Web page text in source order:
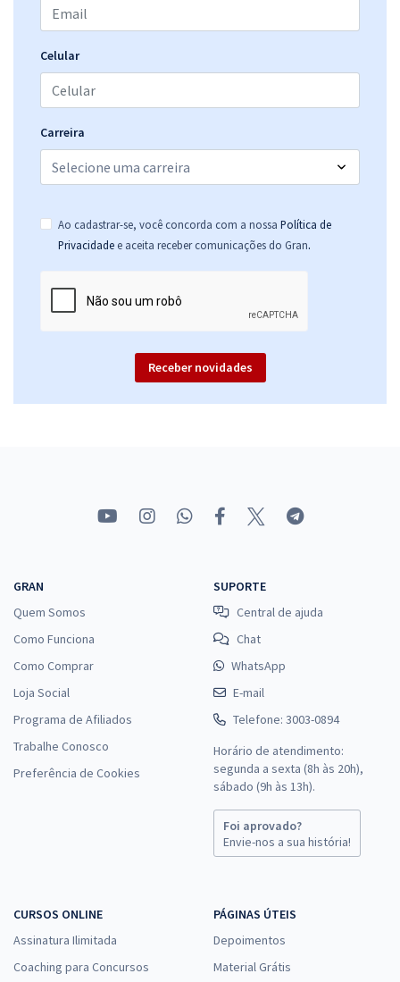
Economize R$ 81,96 (-20%)
Celular
Carreira
Ao cadastrar-se, você concorda com a nossa Política de
Privacidade e aceita receber comunicações do Gran.
Receber novidades
GRAN
Quem Somos
Como Funciona
Como Comprar
Loja Social
Programa de Afiliados
Trabalhe Conosco
Preferência de Cookies
SUPORTE
Central de ajuda
Chat
WhatsApp
E-mail
Telefone: 3003-0894
Horário de atendimento:
segunda a sexta (8h às 20h),
sábado (9h às 13h).
Foi aprovado?
Envie-nos a sua história!
CURSOS ONLINE
Assinatura Ilimitada
Coaching para Concursos
PÁGINAS ÚTEIS
Depoimentos
Material Grátis